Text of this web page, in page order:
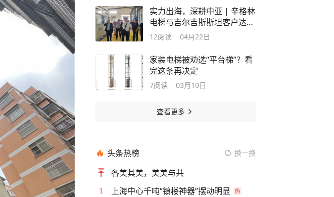
实力出海，深耕中亚 | 辛格林
电梯与吉尔吉斯斯坦客户达成
战略合作
12阅读 04月22日
家装电梯被劝选“平台梯”？看
完这条再决定
7阅读 03月10日
查看更多
头条热榜 换一换
各美其美，美美与共
1 上海中心千吨“镇楼神器”摆动明显